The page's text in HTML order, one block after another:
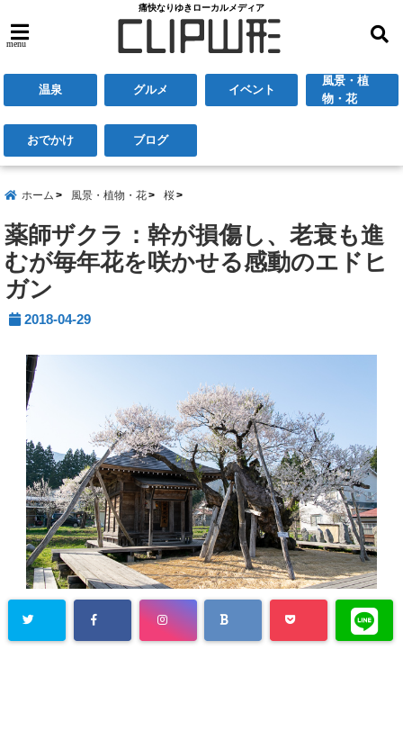
痛快なりゆきローカルメディア
menu
温泉 グルメ イベント
風景・植
物・花
おでかけ ブログ
ホーム 風景・植物・花 桜
薬師ザクラ：幹が損傷し、老衰も進
むが毎年花を咲かせる感動のエドヒ
ガン
2018-04-29